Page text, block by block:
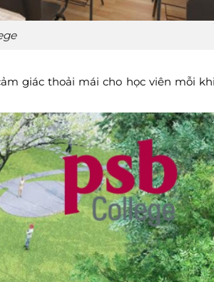
giác thoải mái cho học viên mỗi